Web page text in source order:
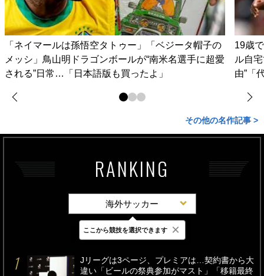
「ネイマールは孫悟空タトゥー」「ベジータ帽子の
メッシ」鳥山明ドラゴンボールが“南米名選手に超愛
される”日常…「日本語版も買ったよ」
19歳
ル自
由”「
その他の名作記事 >
RANKING
海外サッカー
最新 24時間 週間
Jリーグは3ページ、プレミアは…契約書から大
違い「ビールの祭典参加がマスト」「移籍最終
ここから競技を選択できます ×